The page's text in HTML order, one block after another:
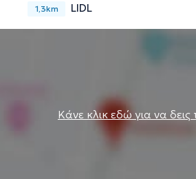
1,3km LIDL
Κάνε κλικ εδώ για να δεις